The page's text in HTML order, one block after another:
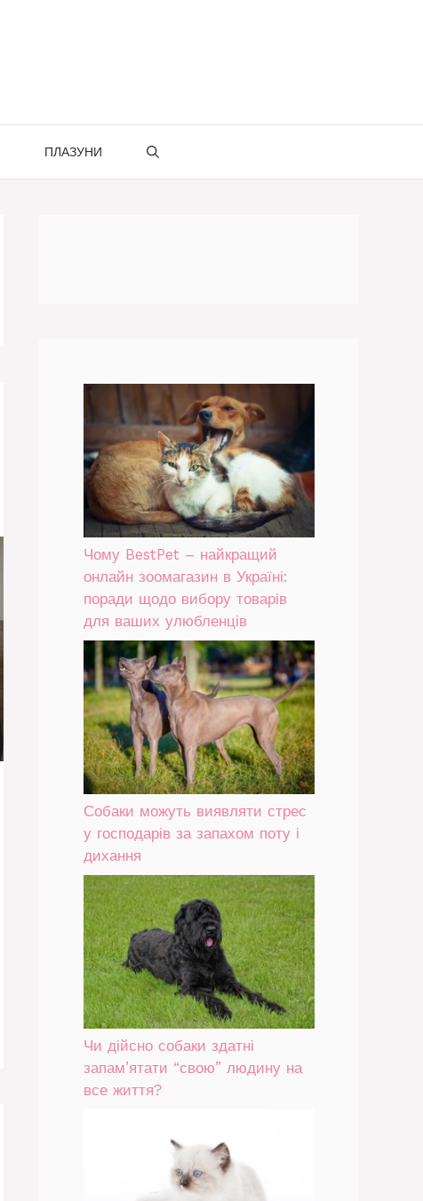
ПЛАЗУНИ
Чому BestPet – найкращий
онлайн зоомагазин в Україні:
поради щодо вибору товарів
для ваших улюбленців
Собаки можуть виявляти стрес
у господарів за запахом поту і
дихання
Чи дійсно собаки здатні
запам’ятати “свою” людину на
все життя?